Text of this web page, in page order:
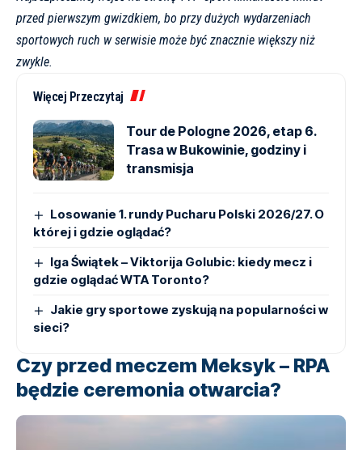
przed pierwszym gwizdkiem, bo przy dużych wydarzeniach
sportowych ruch w serwisie może być znacznie większy niż
zwykle.
Więcej Przeczytaj
Tour de Pologne 2026, etap 6.
Trasa w Bukowinie, godziny i
transmisja
Losowanie 1. rundy Pucharu Polski 2026/27. O
której i gdzie oglądać?
Iga Świątek – Viktorija Golubic: kiedy mecz i
gdzie oglądać WTA Toronto?
Jakie gry sportowe zyskują na popularności w
sieci?
Czy przed meczem Meksyk – RPA
będzie ceremonia otwarcia?